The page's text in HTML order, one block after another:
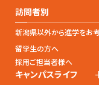
訪問者別
新潟県以外から進学をお
留学生の方へ
採用ご担当者様へ
キャンパスライフ